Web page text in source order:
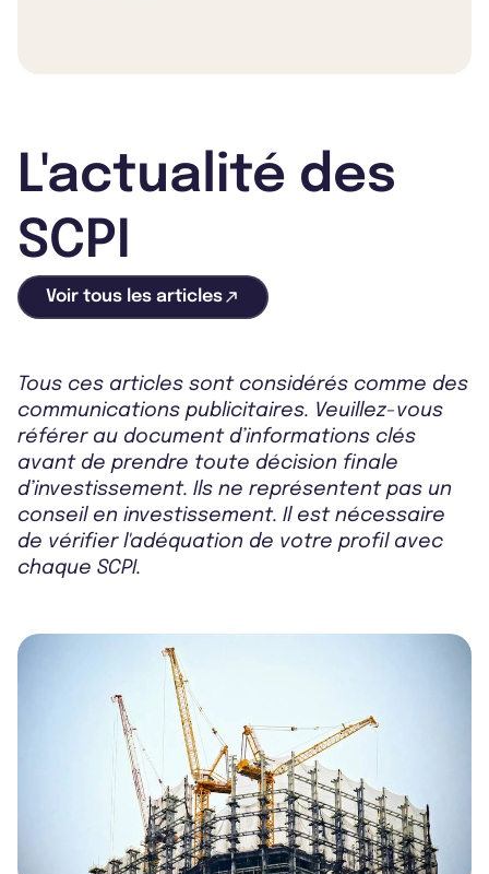
L'actualité des
SCPI
Voir tous les articles
Tous ces articles sont considérés comme des
communications publicitaires. Veuillez-vous
référer au document d’informations clés
avant de prendre toute décision finale
d’investissement. Ils ne représentent pas un
conseil en investissement. Il est nécessaire
de vérifier l'adéquation de votre profil avec
chaque SCPI.